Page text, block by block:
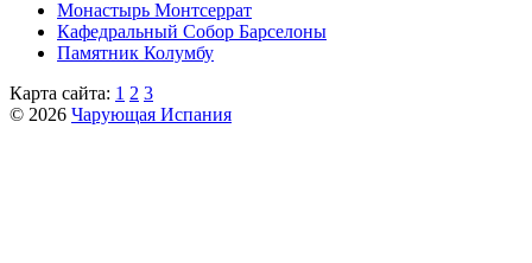
Монастырь Монтсеррат
Кафeдрaльный Собор Барселоны
Пaмятник Колумбу
Карта сайта: 1 2 3
© 2026 Чарующая Испания